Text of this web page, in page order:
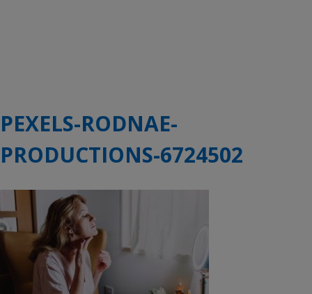
PEXELS-RODNAE-
PRODUCTIONS-6724502